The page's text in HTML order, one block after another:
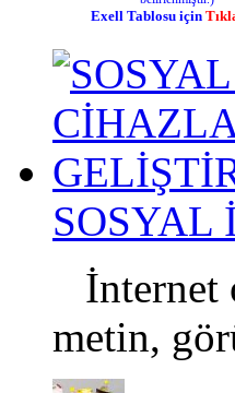
SOSYAL
İnternet
metin,